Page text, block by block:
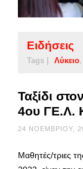
Ειδήσεις
Tags | Λύκειο
Ταξίδι
4ου ΓΕ.Λ.
24 ΝΟΕΜΒΡΊΟΥ,
Μαθητές/τριες